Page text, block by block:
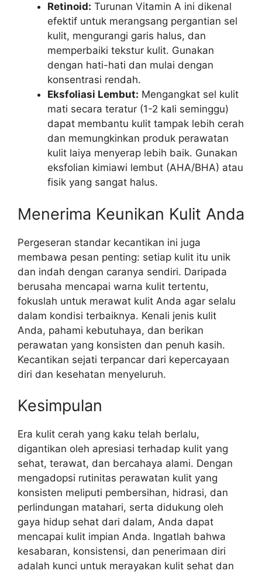
Retinoid: Turunan Vitamin A ini dikenal
efektif untuk merangsang pergantian sel
kulit, mengurangi garis halus, dan
memperbaiki tekstur kulit. Gunakan
dengan hati-hati dan mulai dengan
konsentrasi rendah.
Eksfoliasi Lembut: Mengangkat sel kulit
mati secara teratur (1-2 kali seminggu)
dapat membantu kulit tampak lebih cerah
dan memungkinkan produk perawatan
kulit laiya menyerap lebih baik. Gunakan
eksfolian kimiawi lembut (AHA/BHA) atau
fisik yang sangat halus.
Menerima Keunikan Kulit Anda
Pergeseran standar kecantikan ini juga
membawa pesan penting: setiap kulit itu unik
dan indah dengan caranya sendiri. Daripada
berusaha mencapai warna kulit tertentu,
fokuslah untuk merawat kulit Anda agar selalu
dalam kondisi terbaiknya. Kenali jenis kulit
Anda, pahami kebutuhaya, dan berikan
perawatan yang konsisten dan penuh kasih.
Kecantikan sejati terpancar dari kepercayaan
diri dan kesehatan menyeluruh.
Kesimpulan
Era kulit cerah yang kaku telah berlalu,
digantikan oleh apresiasi terhadap kulit yang
sehat, terawat, dan bercahaya alami. Dengan
mengadopsi rutinitas perawatan kulit yang
konsisten meliputi pembersihan, hidrasi, dan
perlindungan matahari, serta didukung oleh
gaya hidup sehat dari dalam, Anda dapat
mencapai kulit impian Anda. Ingatlah bahwa
kesabaran, konsistensi, dan penerimaan diri
adalah kunci untuk merayakan kulit sehat dan